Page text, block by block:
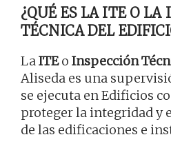
¿QUÉ ES LA ITE O LA
TÉCNICA DEL
LaITEo Inspección
Aliseda es una
se ejecuta en Edificios
proteger la integridad y
de las edificaciones e